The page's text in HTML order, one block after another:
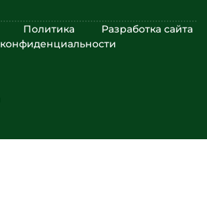
Политика
конфиденциальности
Разработка сайта